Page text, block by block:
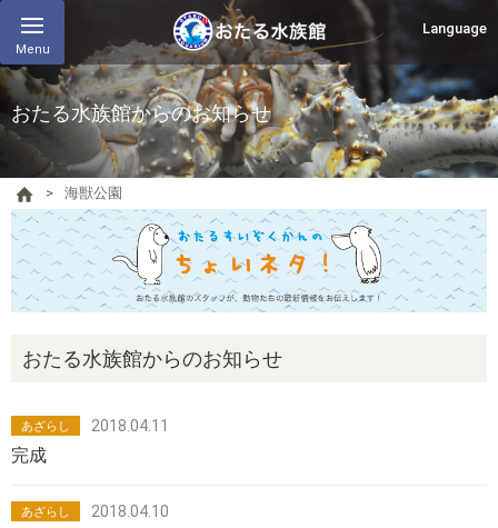
Menu
Language
おたる水族館からのお知らせ
海獣公園
おたる水族館からのお知らせ
あざらし 2018.04.11
完成
あざらし 2018.04.10